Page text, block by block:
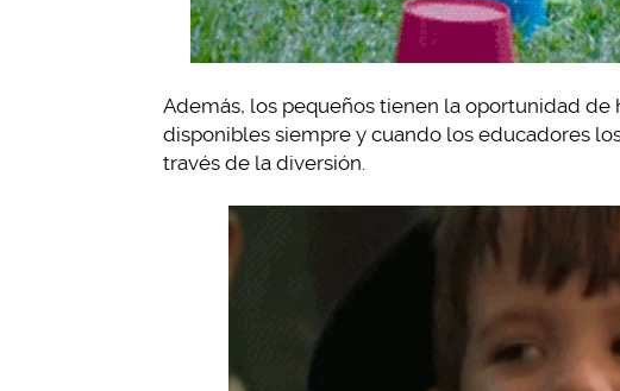
Además, los pequeños tienen la oportunidad
disponibles siempre y cuando los educadores
través de la diversión.